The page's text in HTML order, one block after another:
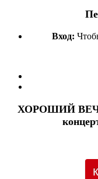
Вход:
ХОРОШИЙ